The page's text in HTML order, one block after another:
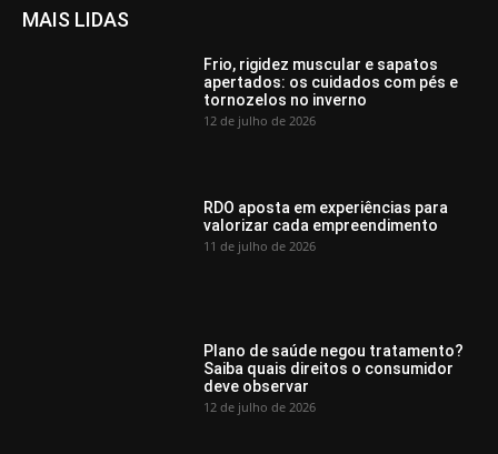
MAIS LIDAS
Frio, rigidez muscular e sapatos
apertados: os cuidados com pés e
tornozelos no inverno
12 de julho de 2026
RDO aposta em experiências para
valorizar cada empreendimento
11 de julho de 2026
Plano de saúde negou tratamento?
Saiba quais direitos o consumidor
deve observar
12 de julho de 2026